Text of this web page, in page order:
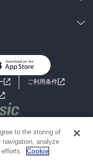
向けラノベ
説
い合わせ
ご利用条件
Inc.
domestic market only
to the storing of
analyze
Cookie